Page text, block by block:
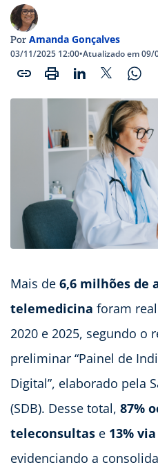
Por Amanda Gonçalves
03/11/2025 12:00•Atualizado em 09/
Mais de 6,6 milhões de
telemedicina foram
2020 e 2025, segundo o
preliminar “Painel de
Digital”, elaborado pela
(SDB). Desse total, 87%
teleconsultas e 13%
evidenciando a